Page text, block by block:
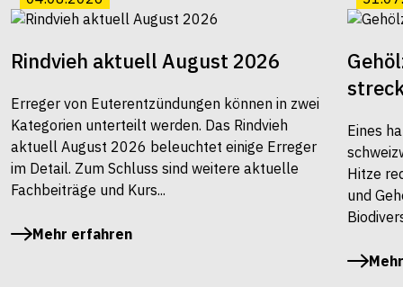
Rindvieh aktuell August 2026
Erreger von Euterentzündungen können in zwei
Kategorien unterteilt werden. Das Rindvieh
aktuell August 2026 beleuchtet einige Erreger
im Detail. Zum Schluss sind weitere aktuelle
Fachbeiträge und Kurs...
Mehr erfahren
Eines
Hitze
und